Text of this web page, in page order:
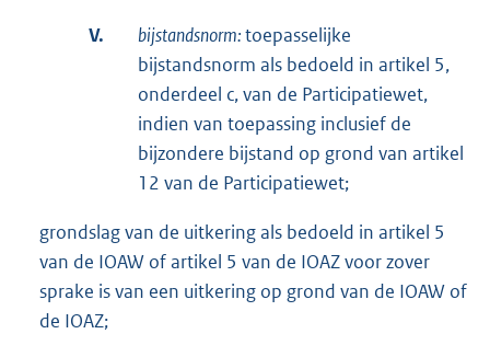
V. bijstandsnorm:toepasselijke
bijstandsnorm als bedoeld in artikel 5,
onderdeel c, van de Participatiewet,
indien van toepassing inclusief de
bijzondere bijstand op grond van artikel
12 van de Participatiewet;
grondslag van de uitkering als bedoeld in artikel 5
van de IOAW of artikel 5 van de IOAZ voor zover
sprake is van een uitkering op grond van de IOAW of
de IOAZ;